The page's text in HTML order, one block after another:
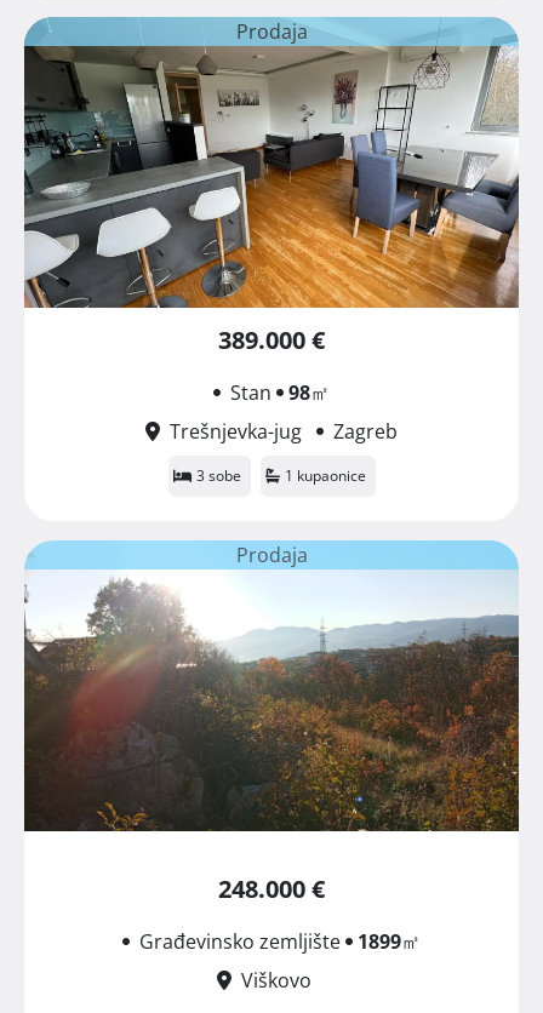
Prodaja
389.000 €
Stan 98㎡
Trešnjevka-jug
Zagreb
3 sobe 1 kupaonice
Prodaja
248.000 €
Građevinsko zemljište 1899㎡
Viškovo